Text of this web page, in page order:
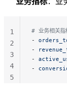
# 业务相关指
-
-
-
-
1
2
3
4
5